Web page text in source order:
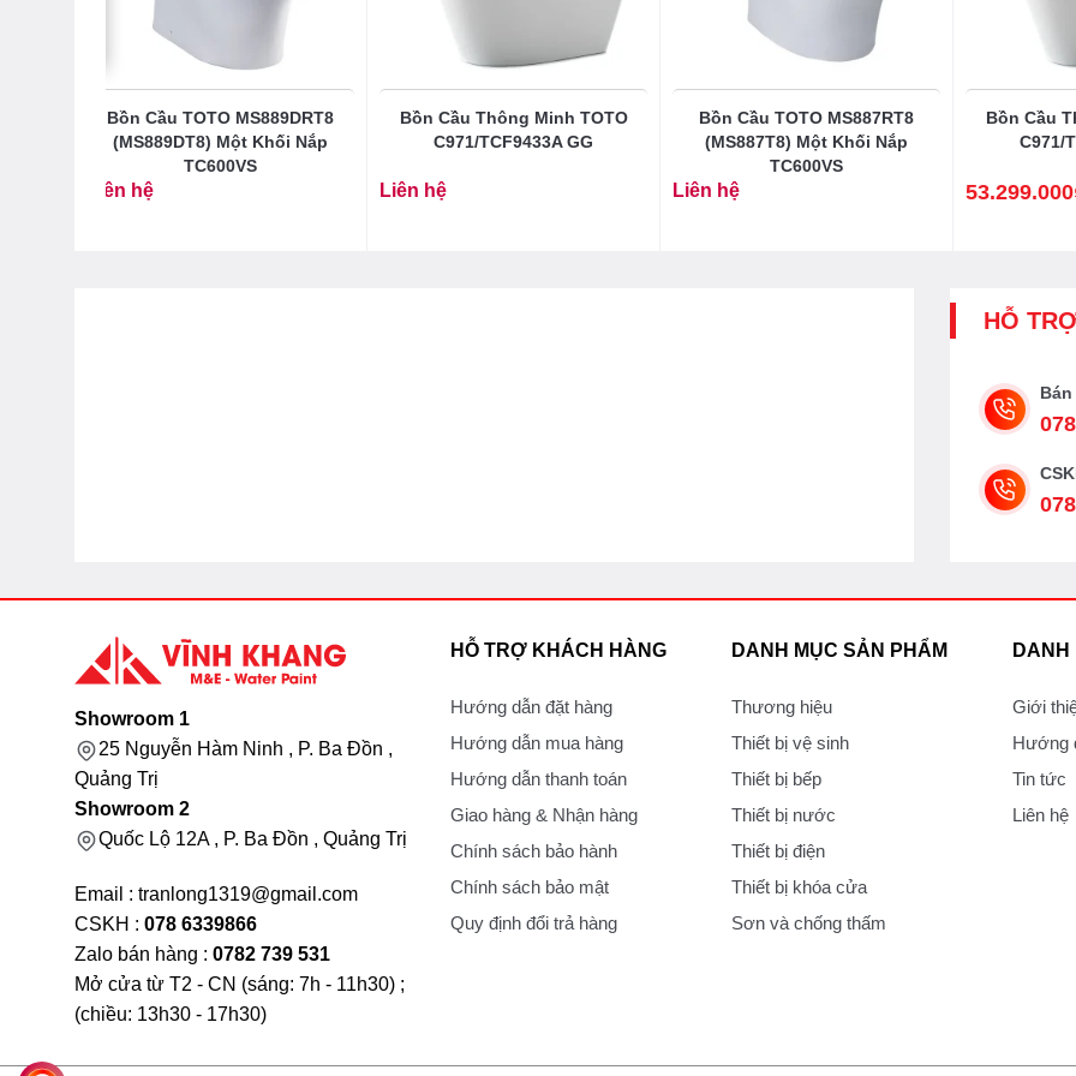
Bồn Cầu TOTO MS889DRT8
(MS889DT8) Một Khối Nắp
TC600VS
Liên hệ
Bồn Cầu Thông Minh TOTO
C971/TCF9433A GG
Liên hệ
Bồn Cầu TOTO MS887RT8
(MS887T8) Một Khối Nắp
TC600VS
Liên hệ
Bồn Cầu
C971/
Giá
53.299.000
Giá
HỖ
Showroom 1
25 Nguyễn Hàm Ninh , P. Ba Đồn ,
Quảng Trị
Showroom 2
Quốc Lộ 12A , P. Ba Đồn , Quảng Trị
Email : tranlong1319@gmail.com
CSKH : 078 6339866
Zalo bán hàng : 0782 739 531
Mở cửa từ T2 - CN (sáng: 7h - 11h30) ;
(chiều: 13h30 - 17h30)
HỖ TRỢ KHÁCH HÀNG
Hướng dẫn đặt hàng
Hướng dẫn mua hàng
Hướng dẫn thanh toán
Giao hàng & Nhận hàng
Chính sách bảo hành
Chính sách bảo mật
Quy định đổi trả hàng
DANH MỤC SẢN PHẨM
Thương hiệu
Thiết bị vệ sinh
Thiết bị bếp
Thiết bị nước
Thiết bị điện
Thiết bị khóa cửa
Sơn và chống thấm
DANH
Giới
Hướng
Tin tức
Liên hệ